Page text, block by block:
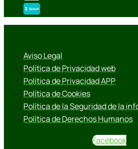
Aviso Legal
Política de Privacidad web
Política de Privacidad APP
Política de Cookies
Política de la Seguridad de la
Política de Derechos Humanos
Facebook